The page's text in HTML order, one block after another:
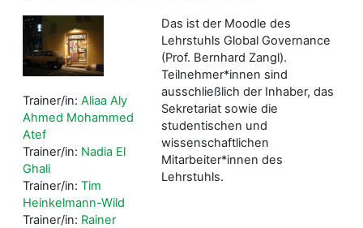
Das ist der Moodle des
Lehrstuhls Global Governance
(Prof. Bernhard Zangl).
Teilnehmer*innen sind
ausschließlich der Inhaber, das
Sekretariat sowie die
studentischen und
wissenschaftlichen
Mitarbeiter*innen des
Lehrstuhls.
Trainer/in: Aliaa Aly
Ahmed Mohammed
Atef
Trainer/in: Nadia El
Ghali
Trainer/in: Tim
Heinkelmann-Wild
Trainer/in: Rainer